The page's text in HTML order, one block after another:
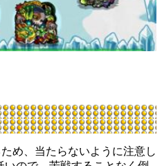
め、当たらないように注意し